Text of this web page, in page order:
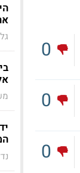
0
0
0